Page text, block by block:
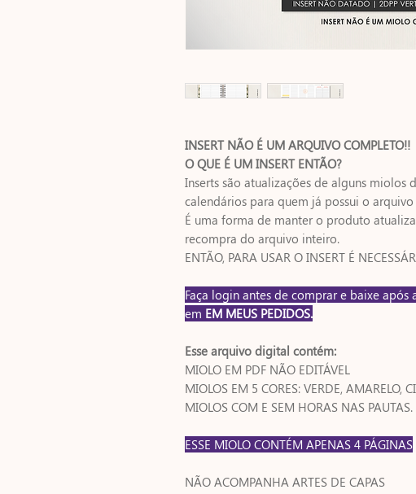
INSERT NÃO É UM ARQUIVO COMPLETO!!
O QUE É UM INSERT ENTÃO?
Inserts são atualizações de alguns miolos
calendários para quem já possui o
É uma forma de manter o produto
recompra do arquivo inteiro.
ENTÃO, PARA USAR O INSERT É
Faça login antes de comprar e baixe
em EM MEUS PEDIDOS.
Esse arquivo digital contém:
MIOLO EM PDF NÃO EDITÁVEL
MIOLOS EM 5 CORES: VERDE, AMARELO,
MIOLOS COM E SEM HORAS NAS PAUTAS.
ESSE MIOLO CONTÉM APENAS 4 PÁGINAS
NÃO ACOMPANHA ARTES DE CAPAS